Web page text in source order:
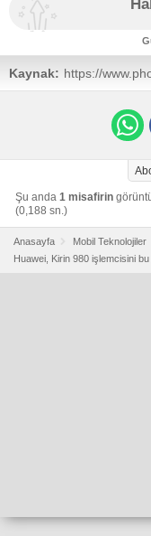
Kaynak: https://
october-
Şu anda 1 misafirin
(0,188 sn.)
Anasayfa Mobil Teknolojiler
Huawei, Kirin 980 işlemcisini bu